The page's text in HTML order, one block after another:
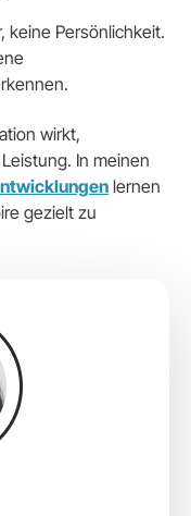
keine Persönlichkeit.
wirkt,
In meinen
lernen
gezielt zu